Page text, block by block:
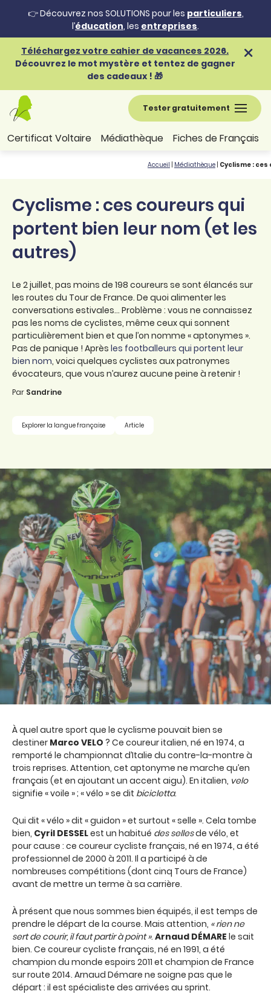
👉 Découvrez nos SOLUTIONS pour les particuliers,
l’éducation, les entreprises.
Téléchargez votre cahier de vacances 2026.
Découvrez le mot mystère et tentez de gagner
des cadeaux ! 🎁
Tester gratuitement
Certificat Voltaire Médiathèque Fiches de Français
Accueil Médiathèque Cyclisme :
Cyclisme : ces coureurs qui
portent bien leur nom (et les
autres)
Le 2 juillet, pas moins de 198 coureurs se sont élancés sur
les routes du Tour de France. De quoi alimenter les
conversations estivales... Problème : vous ne connaissez
pas les noms de cyclistes, même ceux qui sonnent
particulièrement bien et que l’on nomme « aptonymes ».
Pas de panique ! Après les footballeurs qui portent leur
bien nom, voici quelques cyclistes aux patronymes
évocateurs, que vous n’aurez aucune peine à retenir !
Par Sandrine
Explorer la langue française Article
À quel autre sport que le cyclisme pouvait bien se
destiner Marco VELO ? Ce coureur italien, né en 1974, a
remporté le championnat d’Italie du contre-la-montre à
trois reprises. Attention, cet aptonyme ne marche qu’en
français (et en ajoutant un accent aigu). En italien, velo
signifie « voile » ; « vélo » se dit bicicletta.
Qui dit « vélo » dit « guidon » et surtout « selle ». Cela tombe
bien, Cyril DESSELest un habitué des sellesde vélo, et
pour cause : ce coureur cycliste français, né en 1974, a été
professionnel de 2000 à 2011. Il a participé à de
nombreuses compétitions (dont cinq Tours de France)
avant de mettre un terme à sa carrière.
À présent que nous sommes bien équipés, il est temps de
prendre le départ de la course. Mais attention, « rien ne
sert de courir, il faut partir à point ». Arnaud DÉMARE le sait
bien. Ce coureur cycliste français, né en 1991, a été
champion du monde espoirs 2011 et champion de France
sur route 2014. Arnaud Démare ne soigne pas que le
départ : il est spécialiste des arrivées au sprint.